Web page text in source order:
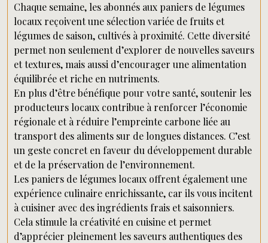
Chaque semaine, les abonnés aux paniers de légumes
locaux reçoivent une sélection variée de fruits et
légumes de saison, cultivés à proximité. Cette diversité
permet non seulement d’explorer de nouvelles saveurs
et textures, mais aussi d’encourager une alimentation
équilibrée et riche en nutriments.
En plus d’être bénéfique pour votre santé, soutenir les
producteurs locaux contribue à renforcer l’économie
régionale et à réduire l’empreinte carbone liée au
transport des aliments sur de longues distances. C’est
un geste concret en faveur du développement durable
et de la préservation de l’environnement.
Les paniers de légumes locaux offrent également une
expérience culinaire enrichissante, car ils vous incitent
à cuisiner avec des ingrédients frais et saisonniers.
Cela stimule la créativité en cuisine et permet
d’apprécier pleinement les saveurs authentiques des